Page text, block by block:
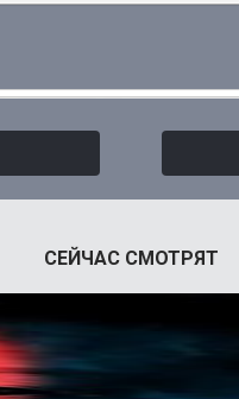
СЕЙЧАС СМОТРЯТ